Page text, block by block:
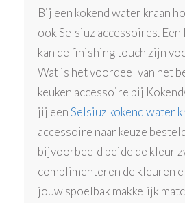
Bij een kokend water kraan
ook Selsiuz accessoires.
kan de finishing touch zijn
Wat is het voordeel van het
keuken accessoire bij
jij eenSelsiuz kokend water
accessoire naar keuze
bijvoorbeeld beide de kleur
complimenteren de kleuren
jouw spoelbak makkelijk